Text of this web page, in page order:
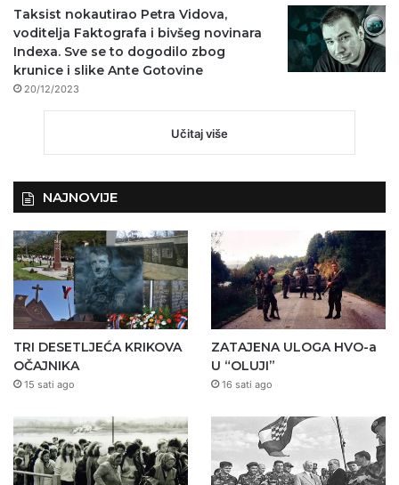
Taksist nokautirao Petra Vidova,
voditelja Faktografa i bivšeg novinara
Indexa. Sve se to dogodilo zbog
krunice i slike Ante Gotovine
20/12/2023
Učitaj više
NAJNOVIJE
TRI DESETLJEĆA KRIKOVA
OČAJNIKA
15 sati ago
ZATAJENA ULOGA HVO-a
U “OLUJI”
16 sati ago